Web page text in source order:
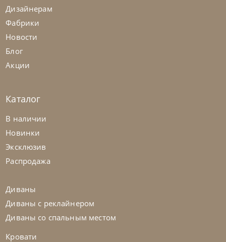
Дизайнерам
Фабрики
Новости
Блог
Акции
Каталог
В наличии
Новинки
Эксклюзив
Распродажа
Диваны
Диваны с реклайнером
Диваны со спальным местом
Кровати